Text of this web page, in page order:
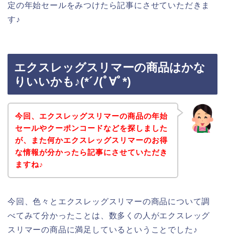
定の年始セールをみつけたら記事にさせていただきま
す♪
エクスレッグスリマーの商品はかな
りいいかも♪(*´ﾉ(ﾟ∀ﾟ*)
今回、エクスレッグスリマーの商品の年始
セールやクーポンコードなどを探しました
が、また何かエクスレッグスリマーのお得
な情報が分かったら記事にさせていただき
ますね♪
今回、色々とエクスレッグスリマーの商品について調
べてみて分かったことは、数多くの人がエクスレッグ
スリマーの商品に満足しているということでした♪